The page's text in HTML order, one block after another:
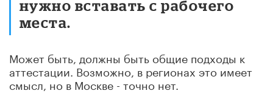
нужно вставать с рабочего
места.
Может быть, должны быть общие подходы к
аттестации. Возможно, в регионах это имеет
смысл, но в Москве - точно нет.